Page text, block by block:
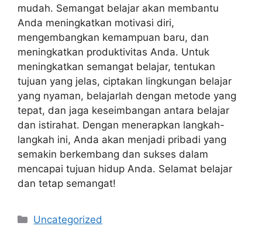
mudah. Semangat belajar akan membantu
Anda meningkatkan motivasi diri,
mengembangkan kemampuan baru, dan
meningkatkan produktivitas Anda. Untuk
meningkatkan semangat belajar, tentukan
tujuan yang jelas, ciptakan lingkungan belajar
yang nyaman, belajarlah dengan metode yang
tepat, dan jaga keseimbangan antara belajar
dan istirahat. Dengan menerapkan langkah-
langkah ini, Anda akan menjadi pribadi yang
semakin berkembang dan sukses dalam
mencapai tujuan hidup Anda. Selamat belajar
dan tetap semangat!
Categories
Uncategorized